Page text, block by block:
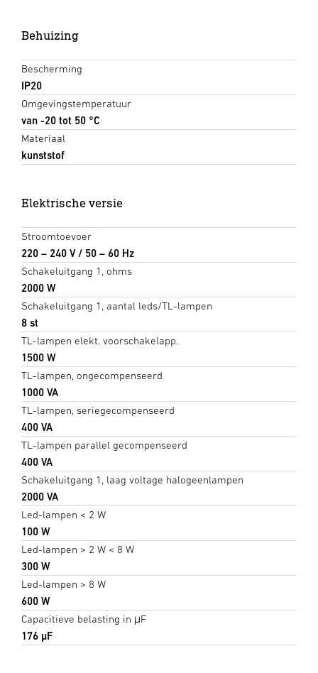
Behuizing
Bescherming
IP20
Omgevingstemperatuur
van -20 tot 50 °C
Materiaal
kunststof
Elektrische versie
Stroomtoevoer
220 – 240 V / 50 – 60 Hz
Schakeluitgang 1, ohms
2000 W
Schakeluitgang 1, aantal leds/TL-lampen
8 st
TL-lampen elekt. voorschakelapp.
1500 W
TL-lampen, ongecompenseerd
1000 VA
TL-lampen, seriegecompenseerd
400 VA
TL-lampen parallel gecompenseerd
400 VA
Schakeluitgang 1, laag voltage halogeenlampen
2000 VA
Led-lampen < 2 W
100 W
Led-lampen > 2 W < 8 W
300 W
Led-lampen > 8 W
600 W
Capacitieve belasting in μF
176 µF